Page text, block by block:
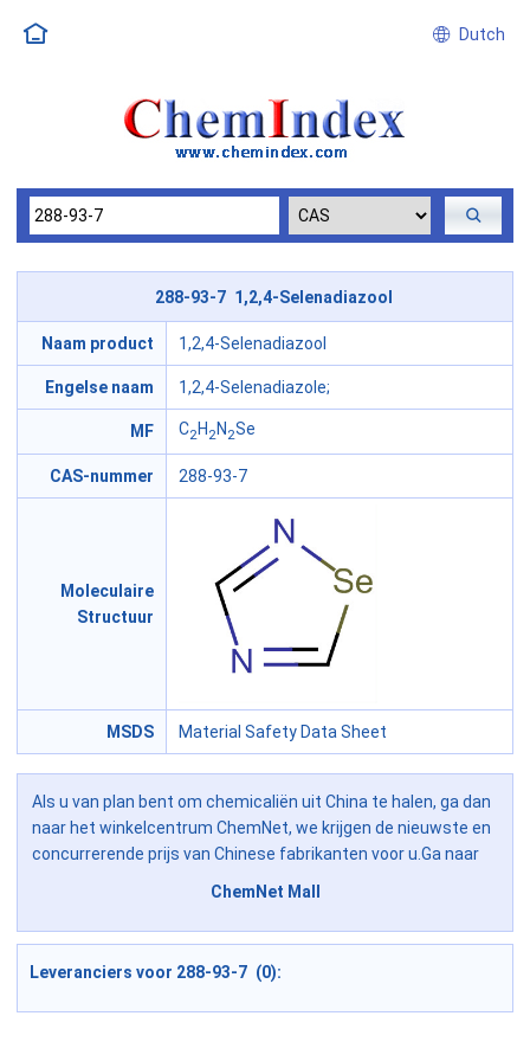
Dutch
288-93-7 1,2,4-Selenadiazool
Naam product 1,2,4-Selenadiazool
Engelse naam 1,2,4-Selenadiazole;
MF C2H 2N 2Se
CAS-nummer 288-93-7
Moleculaire
Structuur
MSDS Material Safety Data Sheet
Als u van plan bent om chemicaliën uit China te halen, ga dan
naar het winkelcentrum ChemNet, we krijgen de nieuwste en
concurrerende prijs van Chinese fabrikanten voor u.Ga naar
ChemNet Mall
Leveranciers voor 288-93-7 (0):